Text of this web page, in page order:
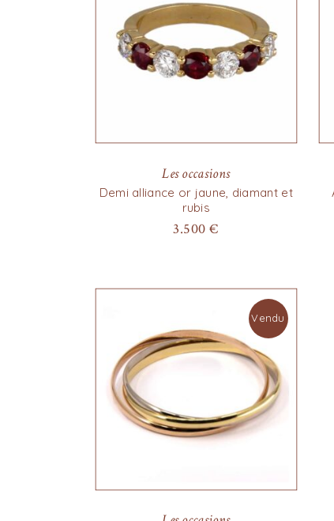
Les occasions
Demi alliance or jaune, diamant et
rubis
3.500 €
Vendu